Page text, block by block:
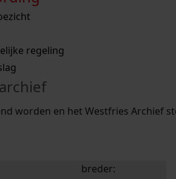
met een aantal zoektips.
met een aantal zoektips.
regeling
worden en het Westfries Archief
zoektips
uw zoekopdracht te
breder: